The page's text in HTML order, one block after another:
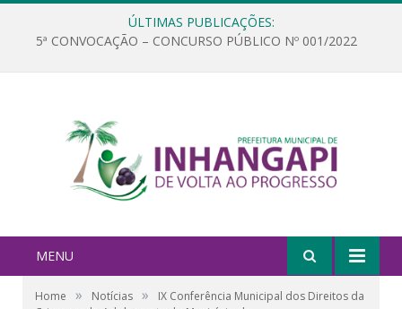
ÚLTIMAS PUBLICAÇÕES:
5ª CONVOCAÇÃO – CONCURSO PÚBLICO Nº 001/2022
MENU
Home » Notícias »
IX Conferência Municipal dos Direitos da